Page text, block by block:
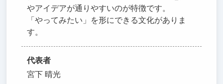
やアイデアが通りやすいのが特徴です。
「やってみたい」を形にできる文化がありま
す。
代表者
宮下 晴光